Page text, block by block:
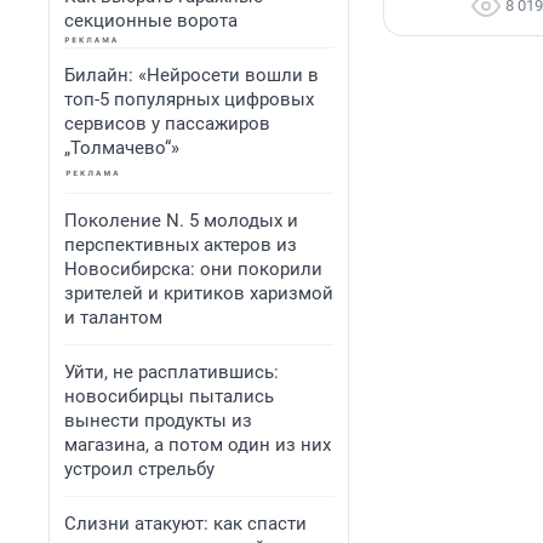
секционные ворота
Билайн: «Нейросети вошли в
топ-5 популярных цифровых
сервисов у пассажиров
„Толмачево“»
Поколение N. 5 молодых и
перспективных актеров из
Новосибирска: они покорили
зрителей и критиков харизмой
и талантом
Уйти, не расплатившись:
новосибирцы пытались
вынести продукты из
магазина, а потом один из них
устроил стрельбу
Слизни атакуют: как спасти
8 019